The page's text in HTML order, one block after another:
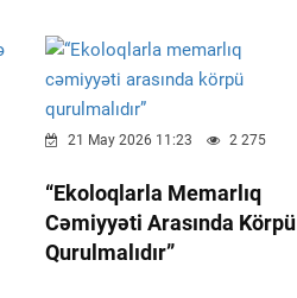
21 May 2026 11:23 2 275
“Ekoloqlarla Memarlıq
Cəmiyyəti Arasında Körpü
Qurulmalıdır”